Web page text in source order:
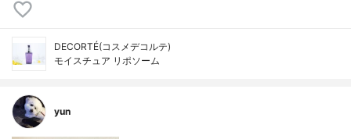
DECORTÉ(コスメデコルテ)
モイスチュア リポソーム
yun